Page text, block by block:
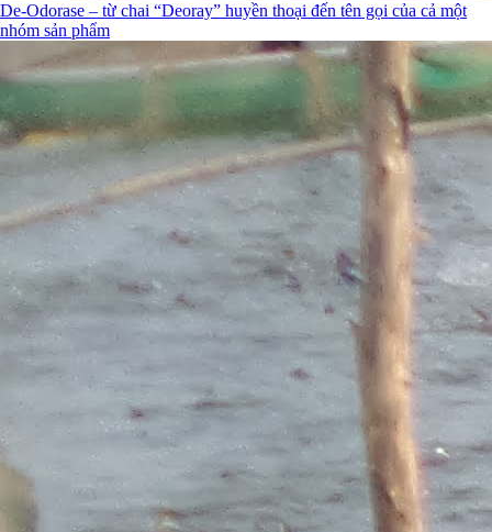
De-Odorase – từ chai “Deoray” huyền thoại đến tên gọi của cả một
nhóm sản phẩm